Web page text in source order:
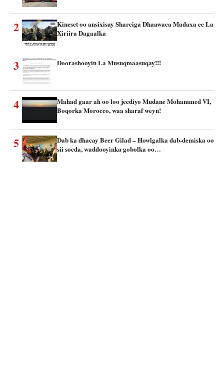
2
Kineset oo ansixisay Sharciga Dhaawaca Madaxa ee La
Xiriira Dagaalka
3 Doorashooyin La Musuqmaasuqay!!!
4
Mahad gaar ah oo loo jeediyo Mudane Mohammed VI,
Boqorka Morocco, waa sharaf weyn!
5
Dab ka dhacay Beer Gilad – Howlgalka dab-demiska oo
sii socda, waddooyinka gobolka oo…